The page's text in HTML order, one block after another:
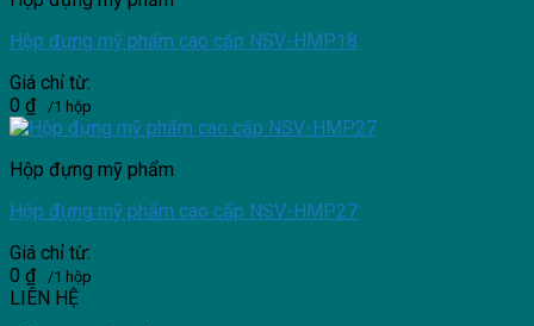
Hộp đựng mỹ phẩm cao cấp NSV-HMP18
Giá chỉ từ:
0 ₫ /1 hộp
Hộp đựng mỹ phẩm
Hộp đựng mỹ phẩm cao cấp NSV-HMP27
Giá chỉ từ:
0 ₫ /1 hộp
LIÊN HỆ